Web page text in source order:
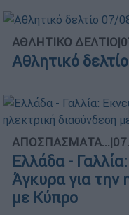
ΑΘΛΗΤΙΚΟ ΔΕΛΤΙΟ|
Αθλητικό
ΑΠΟΣΠΑΣΜΑΤΑ...|
Ελλάδα -
Άγκυρα για την
με Κύπρο